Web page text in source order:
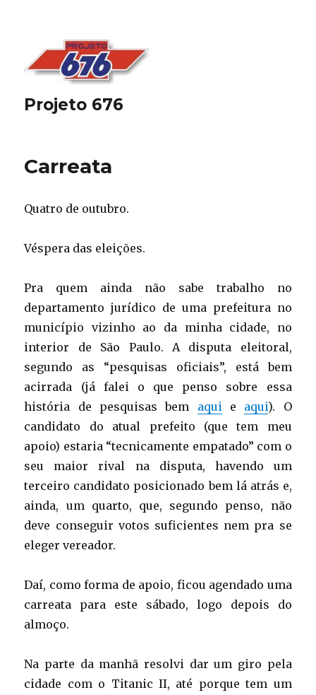
Projeto 676
Carreata
Quatro de outubro.
Véspera das eleições.
Pra quem ainda não sabe trabalho no
departamento jurídico de uma prefeitura no
município vizinho ao da minha cidade, no
interior de São Paulo. A disputa eleitoral,
segundo as “pesquisas oficiais”, está bem
acirrada (já falei o que penso sobre essa
história de pesquisas bem aqui e aqui). O
candidato do atual prefeito (que tem meu
apoio) estaria “tecnicamente empatado” com o
seu maior rival na disputa, havendo um
terceiro candidato posicionado bem lá atrás e,
ainda, um quarto, que, segundo penso, não
deve conseguir votos suficientes nem pra se
eleger vereador.
Daí, como forma de apoio, ficou agendado uma
carreata para este sábado, logo depois do
almoço.
Na parte da manhã resolvi dar um giro pela
cidade com o Titanic II, até porque tem um